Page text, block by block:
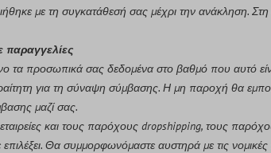
με τη συγκατάθεσή σας μέχρι την ανάκληση.
τα προσωπικά σας δεδομένα στο βαθμό που αυτό
για τη σύναψη σύμβασης. Η μη παροχή θα
μαζί σας.
και τους παρόχους dropshipping, τους
Θα συμμορφωνόμαστε αυστηρά με τις